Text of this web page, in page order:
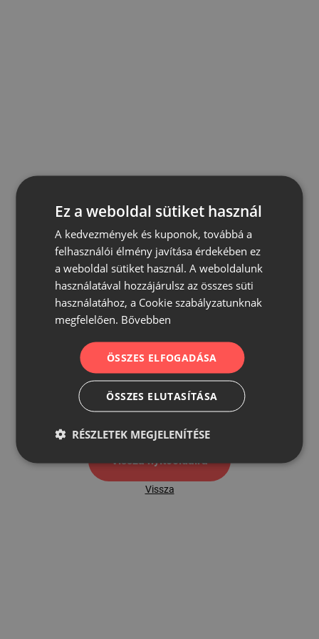
500
Vissza nyítóoldalra
Vissza
Ez a weboldal sütiket használ
A kedvezmények és kuponok, továbbá a
felhasználói élmény javítása érdekében ez
a weboldal sütiket használ. A weboldalunk
használatával hozzájárulsz az összes süti
használatához, a Cookie szabályzatunknak
megfelelően. Bővebben
ÖSSZES ELFOGADÁSA
ÖSSZES ELUTASÍTÁSA
RÉSZLETEK MEGJELENÍTÉSE